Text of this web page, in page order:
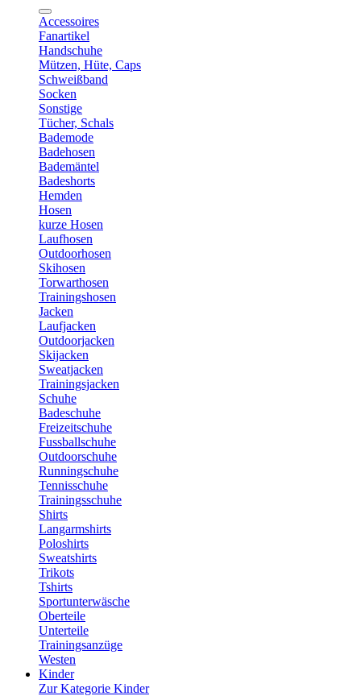
Accessoires
Fanartikel
Handschuhe
Mützen, Hüte, Caps
Schweißband
Socken
Sonstige
Tücher, Schals
Bademode
Badehosen
Bademäntel
Badeshorts
Hemden
Hosen
kurze Hosen
Laufhosen
Outdoorhosen
Skihosen
Torwarthosen
Trainingshosen
Jacken
Laufjacken
Outdoorjacken
Skijacken
Sweatjacken
Trainingsjacken
Schuhe
Badeschuhe
Freizeitschuhe
Fussballschuhe
Outdoorschuhe
Runningschuhe
Tennisschuhe
Trainingsschuhe
Shirts
Langarmshirts
Poloshirts
Sweatshirts
Trikots
Tshirts
Sportunterwäsche
Oberteile
Unterteile
Trainingsanzüge
Westen
Kinder
Zur Kategorie Kinder